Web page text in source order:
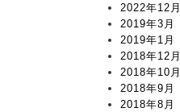
2022年12月
2019年3月
2019年1月
2018年12月
2018年10月
2018年9月
2018年8月